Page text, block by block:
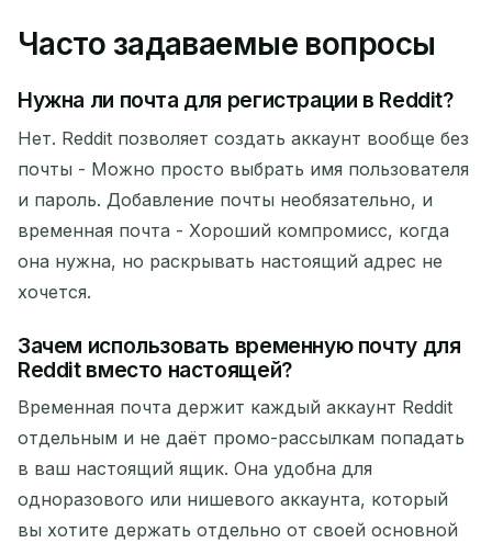
Часто задаваемые вопросы
Нужна ли почта для регистрации в Reddit?
Нет. Reddit позволяет создать аккаунт вообще без
почты - Можно просто выбрать имя пользователя
и пароль. Добавление почты необязательно, и
временная почта - Хороший компромисс, когда
она нужна, но раскрывать настоящий адрес не
хочется.
Зачем использовать временную почту для
Reddit вместо настоящей?
Временная почта держит каждый аккаунт Reddit
отдельным и не даёт промо-рассылкам попадать
в ваш настоящий ящик. Она удобна для
одноразового или нишевого аккаунта, который
вы хотите держать отдельно от своей основной